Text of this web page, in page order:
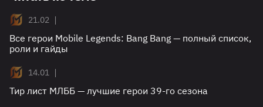
21.02 |
Все герои Mobile Legends: Bang Bang — полный список,
роли и гайды
14.01 |
Тир лист МЛББ — лучшие герои 39-го сезона